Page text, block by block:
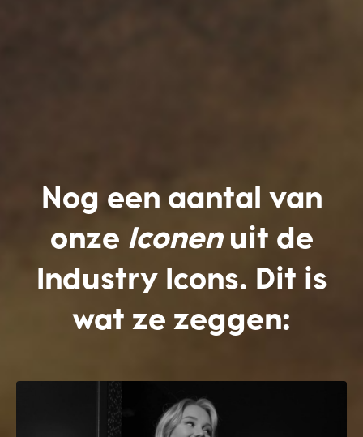
Nog een aantal van
onze Iconenuit de
Industry Icons. Dit is
wat ze zeggen: